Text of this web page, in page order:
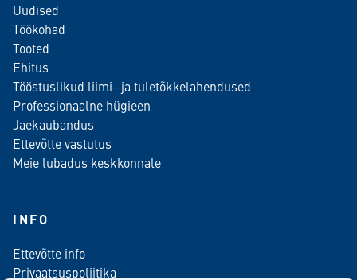
Uudised
Töökohad
Tooted
Ehitus
Tööstuslikud liimi- ja tuletõkkelahendused
Professionaalne hügieen
Jaekaubandus
Ettevõtte vastutus
Meie lubadus keskkonnale
INFO
Ettevõtte info
Privaatsuspoliitika